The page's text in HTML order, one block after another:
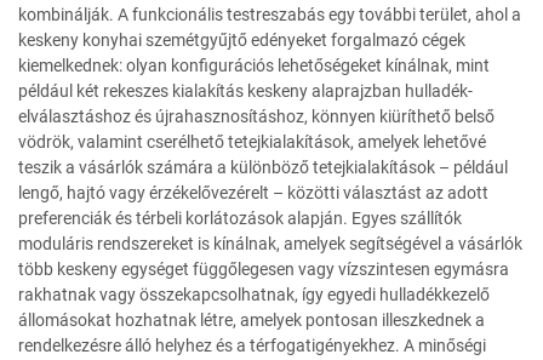
kombinálják. A funkcionális testreszabás egy további terület, ahol a
keskeny konyhai szemétgyűjtő edényeket forgalmazó cégek
kiemelkednek: olyan konfigurációs lehetőségeket kínálnak, mint
például két rekeszes kialakítás keskeny alaprajzban hulladék-
elválasztáshoz és újrahasznosításhoz, könnyen kiüríthető belső
vödrök, valamint cserélhető tetejkialakítások, amelyek lehetővé
teszik a vásárlók számára a különböző tetejkialakítások – például
lengő, hajtó vagy érzékelővezérelt – közötti választást az adott
preferenciák és térbeli korlátozások alapján. Egyes szállítók
moduláris rendszereket is kínálnak, amelyek segítségével a vásárlók
több keskeny egységet függőlegesen vagy vízszintesen egymásra
rakhatnak vagy összekapcsolhatnak, így egyedi hulladékkezelő
állomásokat hozhatnak létre, amelyek pontosan illeszkednek a
rendelkezésre álló helyhez és a térfogatigényekhez. A minőségi